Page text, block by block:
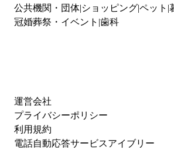
公共機関・団体 ショッピングペット
冠婚葬祭・イベント 歯科
運営会社
プライバシーポリシー
利用規約
電話自動応答サービスアイブリー